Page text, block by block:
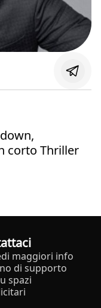
corto Thriller
maggiori info
di supporto
spazi